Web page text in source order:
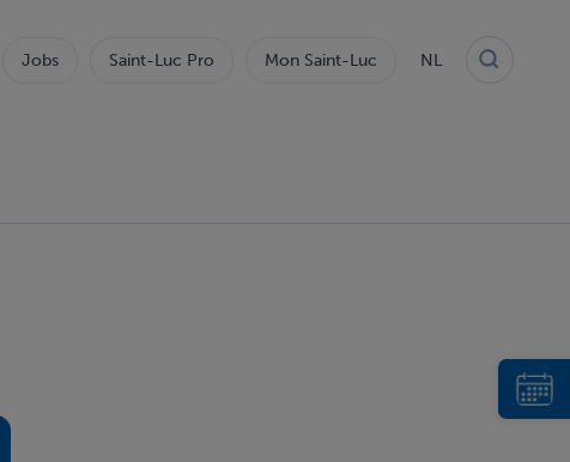
Jobs Saint-Luc Pro Mon Saint-Luc NL